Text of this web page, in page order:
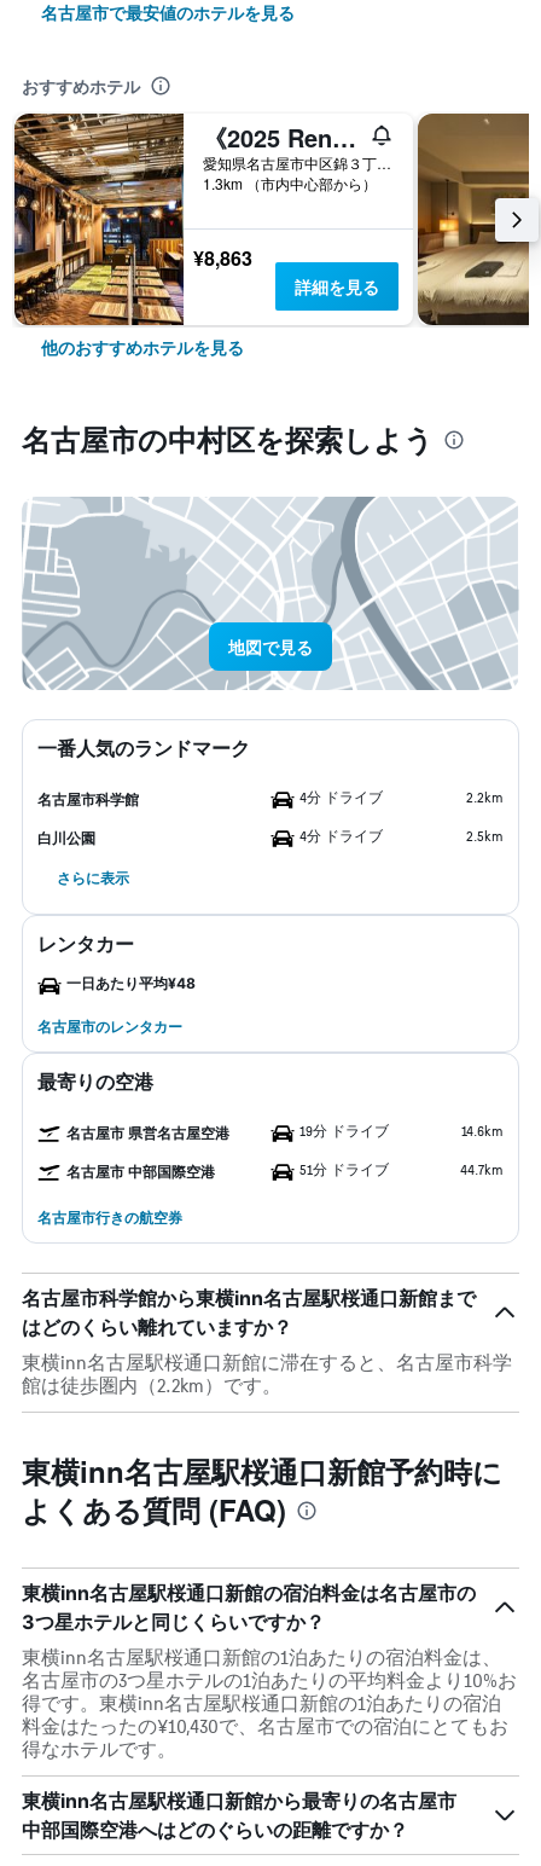
名古屋市で最安値のホテルを見る
おすすめホテル
《2025 Renewal Open》安心お宿 Nagoya Man＆woman 栄駅前店
愛知県名古屋市中区錦３丁目１９−２１
1.3km （市内中心部から）
¥8,863
詳細を見る
他のおすすめホテルを見る
名古屋市​の中村区​を探索しよう
地図で見る
一番人気のランドマーク
名古屋市科学館 4分 ドライブ 2.2km
白川公園 4分 ドライブ 2.5km
さらに表示
レンタカー
一日あたり平均¥48
名古屋市のレンタカー
最寄りの空港
名古屋市 県営名古屋空港 19分 ドライブ 14.6km
名古屋市 中部国際空港 51分 ドライブ 44.7km
名古屋市行きの航空券
名古屋市科学館から東横inn名古屋駅桜通口新館まで
はどのくらい離れていますか？
東横inn名古屋駅桜通口新館に滞在すると、名古屋市科学
館は徒歩圏内（2.2km）です。
東横inn名古屋駅桜通口新館予約時に
よくある質問 (FAQ)
東横inn名古屋駅桜通口新館の宿泊料金は名古屋市の
3つ星ホテルと同じくらいですか？
東横inn名古屋駅桜通口新館の1泊あたりの宿泊料金は、
名古屋市の3つ星ホテルの1泊あたりの平均料金より10%お
得です。東横inn名古屋駅桜通口新館の1泊あたりの宿泊
料金はたったの¥10,430で、名古屋市での宿泊にとてもお
得なホテルです。
東横inn名古屋駅桜通口新館から最寄りの名古屋市
中部国際空港へはどのぐらいの距離ですか？